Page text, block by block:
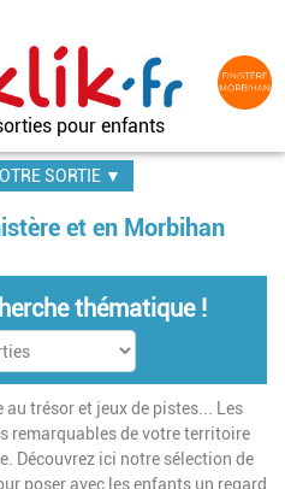
pour enfants
SORTIE ▼
et en Morbihan
thématique !
trésor et jeux de pistes... Les
remarquables de votre territoire
Découvrez ici notre sélection de
poser avec les enfants un regard